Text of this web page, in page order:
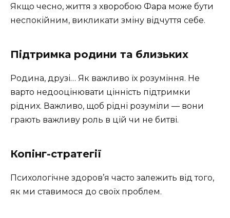
Якщо чесно, життя з хворобою Фара може бути
неспокійним, викликати зміну відчуття себе.
Підтримка родини та близьких
Родина, друзі… Як важливо їх розуміння. Не
варто недооцінювати цінність підтримки
рідних. Важливо, щоб рідні розуміли — вони
грають важливу роль в цій чи не битві.
Копінг-стратегії
Психологічне здоров’я часто залежить від того,
як ми ставимося до своїх проблем.